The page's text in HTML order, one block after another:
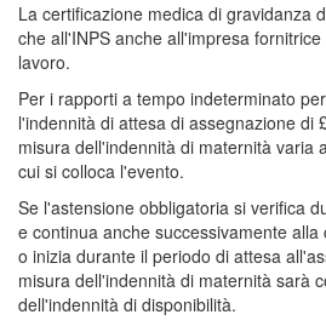
La certificazione medica di gravidanza
che all'INPS anche all'impresa
lavoro.
Per i rapporti a tempo indeterminato
l'indennità di attesa di assegnazione di
misura dell'indennità di maternità varia
cui si colloca l'evento.
Se l'astensione obbligatoria si verifica
e continua anche successivamente
o inizia durante il periodo di attesa
misura dell'indennità di maternità sarà
dell'indennità di disponibilità.